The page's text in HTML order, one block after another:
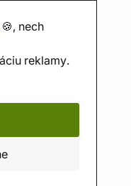
🍪, nech
reklamy.